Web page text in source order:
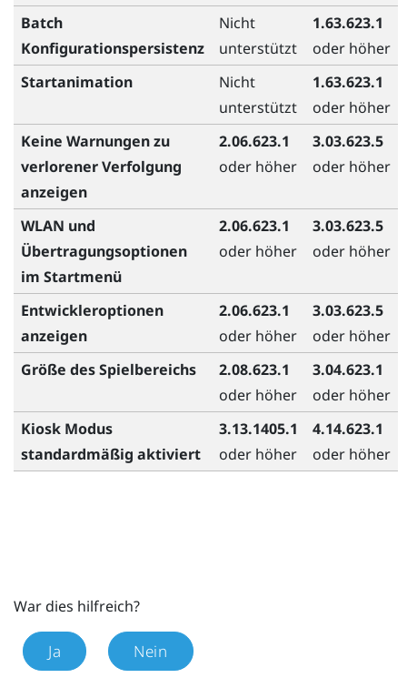
Batch
Konfigurationspersistenz
Nicht
unterstützt
1.63.623.1
oder höher
Startanimation
Nicht
unterstützt
1.63.623.1
oder höher
Keine Warnungen zu
verlorener Verfolgung
anzeigen
2.06.623.1
oder höher
3.03.623.5
oder höher
WLAN und
Übertragungsoptionen
im Startmenü
2.06.623.1
oder höher
3.03.623.5
oder höher
Entwickleroptionen
anzeigen
2.06.623.1
oder höher
3.03.623.5
oder höher
Größe des Spielbereichs
2.08.623.1
oder höher
3.04.623.1
oder höher
Kiosk Modus
standardmäßig aktiviert
3.13.1405.1
oder höher
4.14.623.1
oder höher
War dies hilfreich?
Ja Nein